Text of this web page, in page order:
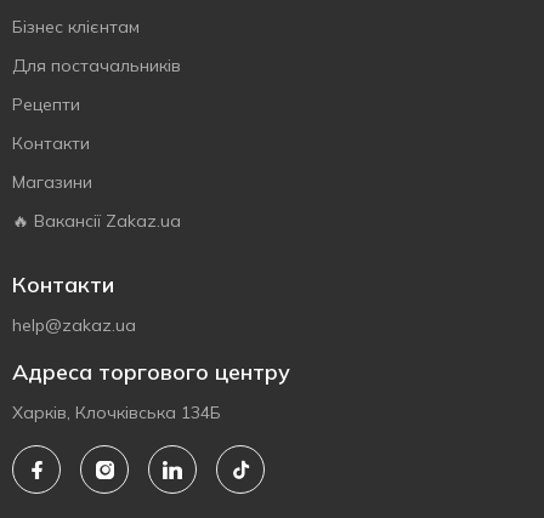
Бізнес клієнтам
Для постачальників
Рецепти
Контакти
Магазини
🔥 Вакансії Zakaz.ua
Контакти
help@zakaz.ua
Адреса торгового центру
Харків, Клочківська 134Б